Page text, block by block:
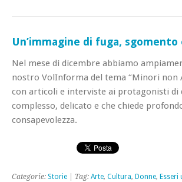
Un’immagine di fuga,
Nel mese di dicembre abbiamo
nostro VolInforma del tema “Minori non
con articoli e interviste ai protagonisti di
complesso, delicato e che chiede
consapevolezza.
Categorie: Storie | Tag: Arte, Cultura, Donne, Esseri